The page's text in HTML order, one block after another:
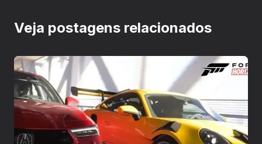
Veja postagens relacionados